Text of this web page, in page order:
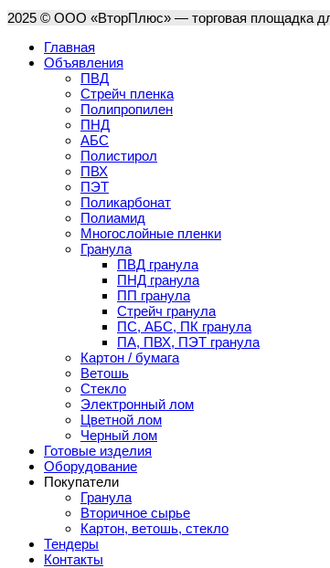
2025 © ООО «ВторПлюс» — торговая площадка
Главная
Объявления
ПВД
Стрейч пленка
Полипропилен
ПНД
АБС
Полистирол
ПВХ
ПЭТ
Поликарбонат
Полиамид
Многослойные пленки
Гранула
ПВД гранула
ПНД гранула
ПП гранула
Стрейч гранула
ПС, АБС, ПК гранула
ПА, ПВХ, ПЭТ гранула
Картон / бумага
Ветошь
Стекло
Электронный лом
Цветной лом
Черный лом
Готовые изделия
Оборудование
Покупатели
Гранула
Вторичное сырье
Картон, ветошь, стекло
Тендеры
Контакты